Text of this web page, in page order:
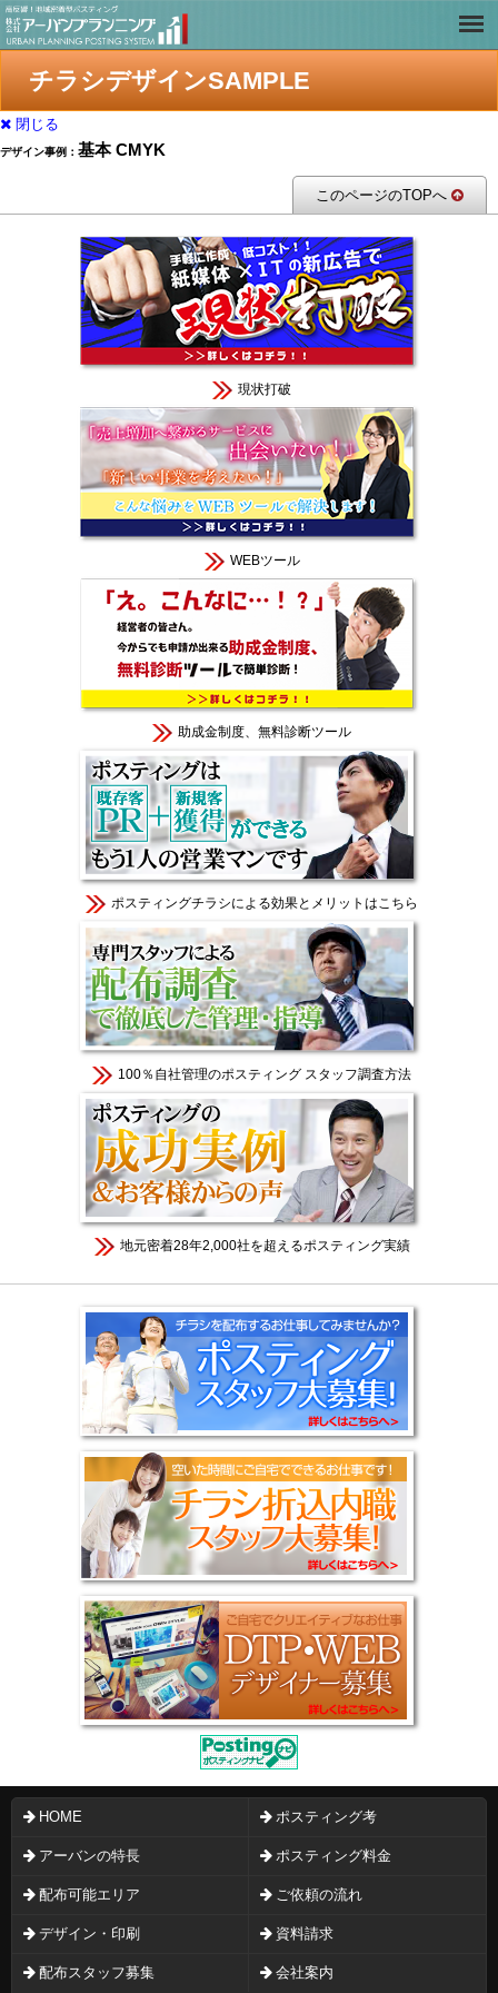
チラシデザインSAMPLE
閉じる
デザイン事例： 基本 CMYK
このページのTOPへ
現状打破
WEBツール
助成金制度、無料診断ツール
ポスティングチラシによる効果とメリットはこちら
100％自社管理のポスティング スタッフ調査方法
地元密着28年2,000社を超えるポスティング実績
HOME ポスティング考
アーバンの特長 ポスティング料金
配布可能エリア ご依頼の流れ
デザイン・印刷 資料請求
配布スタッフ募集 会社案内